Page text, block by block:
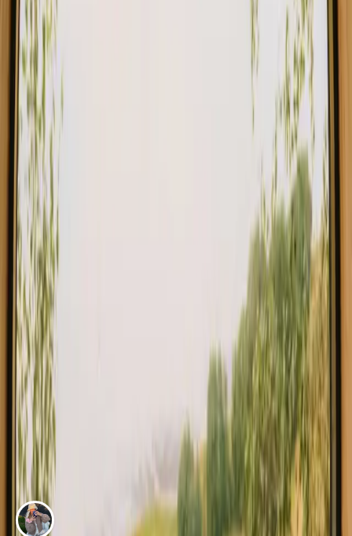
Mit ophold i trætopshytten Det lille grønne hus